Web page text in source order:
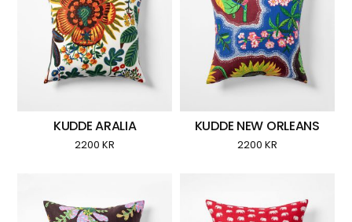
KUDDE ARALIA
2200KR
KUDDE NEW ORLEANS
2200 KR